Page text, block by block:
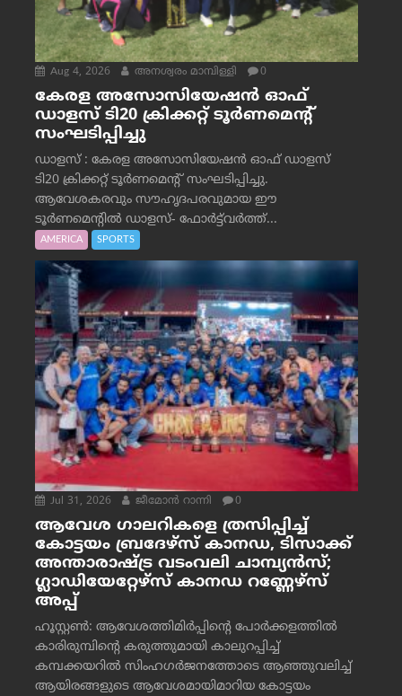
Aug 4, 2026 അനശ്വരം മാമ്പിള്ളി 0
കേരള അസോസിയേഷൻ ഓഫ്
ഡാളസ് ടി20 ക്രിക്കറ്റ് ടൂർണമെന്റ്
സംഘടിപ്പിച്ചു
ഡാളസ് : കേരള അസോസിയേഷൻ ഓഫ് ഡാളസ്
ടി20 ക്രിക്കറ്റ് ടൂർണമെന്റ് സംഘടിപ്പിച്ചു.
ആവേശകരവും സൗഹൃദപരവുമായ ഈ
ടൂർണമെന്റിൽ ഡാളസ്- ഫോർട്ട്‌വര്‍ത്ത്...
AMERICA SPORTS
Jul 31, 2026 ജീമോന്‍ റാന്നി 0
ആവേശ ഗാലറികളെ ത്രസിപ്പിച്ച്
കോട്ടയം ബ്രദേഴ്‌സ് കാനഡ, ടിസാക്ക്
അന്താരാഷ്ട്ര വടംവലി ചാമ്പ്യന്‍സ്;
ഗ്ലാഡിയേറ്റേഴ്‌സ് കാനഡ റണ്ണേഴ്‌സ്
അപ്പ്
ഹൂസ്റ്റണ്‍: ആവേശത്തിമിര്‍പ്പിന്റെ പോര്‍ക്കളത്തില്‍
കാരിരുമ്പിന്റെ കരുത്തുമായി കാലുറപ്പിച്ച്
കമ്പക്കയറില്‍ സിംഹഗര്‍ജനത്തോടെ ആഞ്ഞുവലിച്ച്
ആയിരങ്ങളുടെ ആവേശമായിമാറിയ കോട്ടയം